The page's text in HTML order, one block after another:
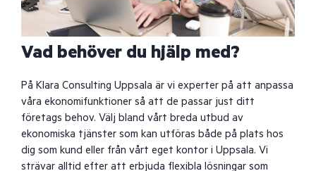
Vad behöver du hjälp med?
På Klara Consulting Uppsala är vi experter på att anpassa
våra ekonomifunktioner så att de passar just ditt
företags behov. Välj bland vårt breda utbud av
ekonomiska tjänster som kan utföras både på plats hos
dig som kund eller från vårt eget kontor i Uppsala. Vi
strävar alltid efter att erbjuda flexibla lösningar som